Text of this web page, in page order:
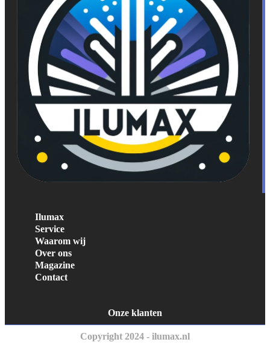
Ilumax
Service
Waarom wij
Over ons
Magazine
Contact
Onze klanten
Copyright 2024 - ilumax.nl